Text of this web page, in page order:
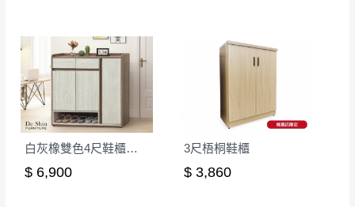
保護物流人員的工作安全，賣家無提供吊掛服務，若
需以吊車或其他的吊掛方式吊運，費用將由買方自行
支付。
因大型傢俱有組裝、配送的問題，並非一般快速到貨
商品，無法指定特定時間送達，司機當天到貨前皆會
再與您通知，讓您不用整天在家等貨，以免浪費你的
如遇自然災害、政府宣布之災害警報等不可抗力情
收送貨，敬請見諒！
本公司部份商品無維修服務，超過7日鑑賞
期，商品使用年限，因客人使用習慣、居家
環境不同。若屬人為因素導致商品損壞、零
件短缺，則維修、搬運費用，需由消費者自
行吸收(另事先與消費者報價，消費者同意將
會進行維修)。
白灰橡雙色4尺鞋櫃下座
$ 6,900
3尺梧桐鞋櫃
$ 3,860